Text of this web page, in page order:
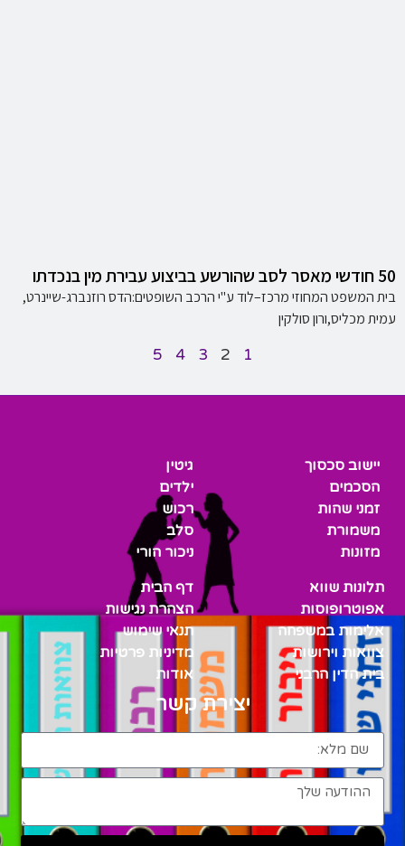
50 חודשי מאסר לסב שהורשע בביצוע עבירת מין בנכדתו
בית המשפט המחוזי מרכז–לוד ע"י הרכב השופטים:הדס רוזנברג-שיינרט,
עמית מכליס,ורון סולקין
1
2
3
4
5
יישוב סכסוך
הסכמים
זמני שהות
משמורת
מזונות
גיטין
ילדים
רכוש
סלב
ניכור הורי
תלונות שווא
אפוטרופוסות
אלימות במשפחה
צוואות וירושות
בית הדין הרבני
דף הבית
הצהרת נגישות
תנאי שימוש
מדיניות פרטיות
אודות
יצירת קשר